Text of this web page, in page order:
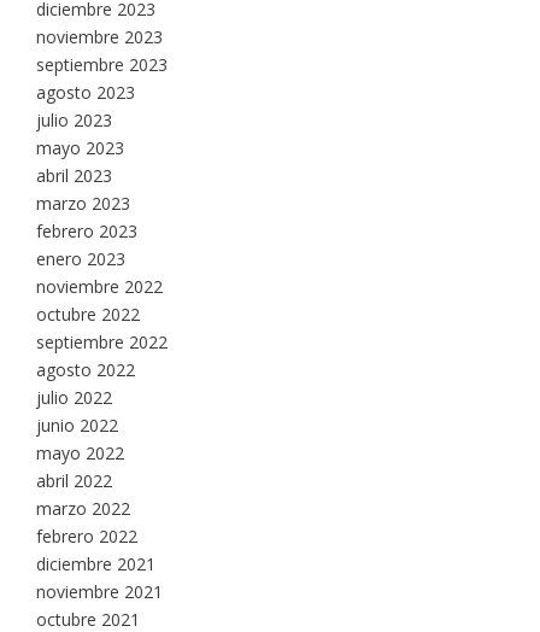
diciembre 2023
noviembre 2023
septiembre 2023
agosto 2023
julio 2023
mayo 2023
abril 2023
marzo 2023
febrero 2023
enero 2023
noviembre 2022
octubre 2022
septiembre 2022
agosto 2022
julio 2022
junio 2022
mayo 2022
abril 2022
marzo 2022
febrero 2022
diciembre 2021
noviembre 2021
octubre 2021